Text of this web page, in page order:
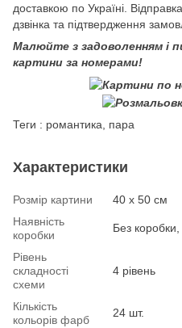
доставкою по Україні.
дзвінка та підтвердження
Малюйте з задоволенням і
картини за номерами!
Теги : романтика, пара
Характеристики
Розмір картини
40 х 50 см
Наявність
коробки
Без
Рівень
складності
схеми
4 рівень
Кількість
кольорів фарб
24 шт.